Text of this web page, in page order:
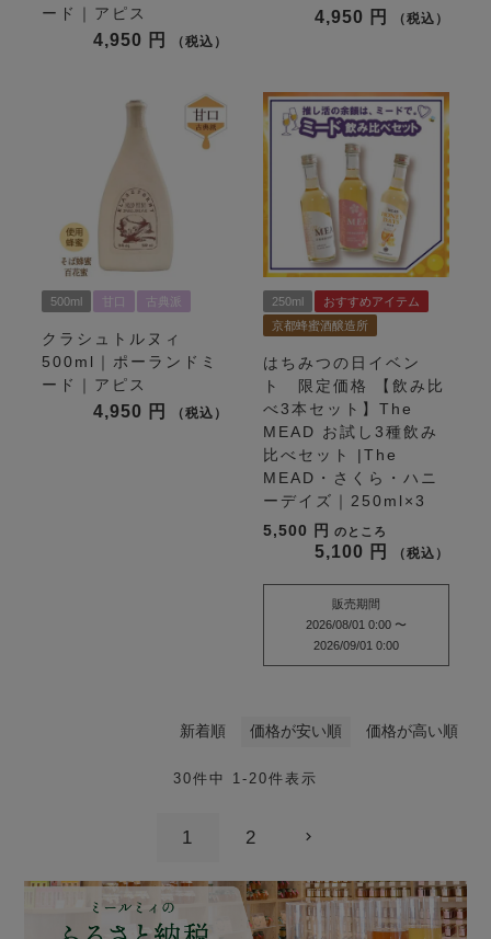
ード｜アピス
4,950 税込
4,950 税込
500ml 甘口 古典派
クラシュトルヌィ
500ml｜ポーランドミ
ード｜アピス
4,950 税込
250ml
おすすめアイテム
京都蜂蜜酒醸造所
はちみつの日イベン
ト 限定価格
【飲み比
べ3本セット】The
MEAD お試し3種飲み
比べセット |The
MEAD・さくら・ハニ
ーデイズ｜250ml×3
5,500 のところ
5,100 税込
販売期間
2026/08/01 0:00 〜
2026/09/01 0:00
新着順 価格が安い順 価格が高い順
30件中 1-20件表示
1 2